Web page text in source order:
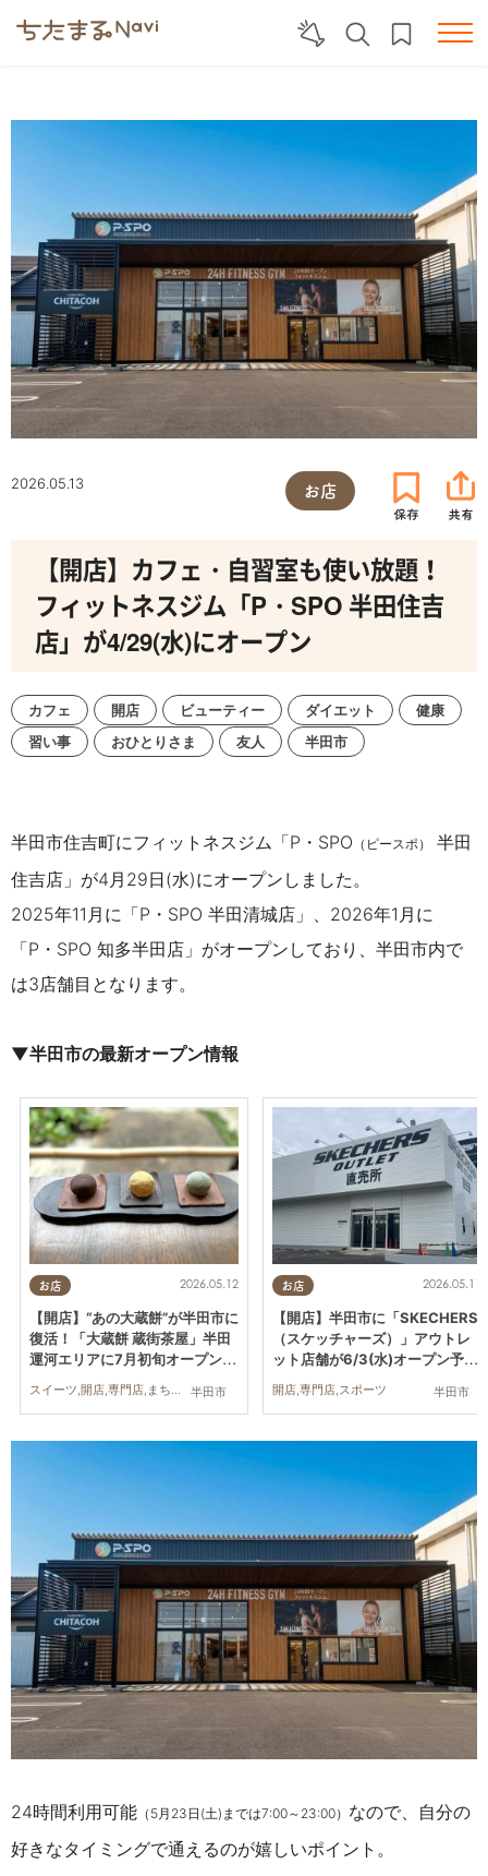
2026.05.13 お店
【開店】カフェ・自習室も使い放題！
フィットネスジム「P・SPO 半田住吉
店」が4/29(水)にオープン
カフェ 開店 ビューティー ダイエット
健康
習い事
おひとりさま 友人 半田市
半田市住吉町にフィットネスジム「P・SPO （ピースポ）
半田
住吉店」が4月29日(水)にオープンしました。
2025年11月に「P・SPO 半田清城店」、2026年1月に
「P・SPO 知多半田 店」がオープンしており、 半田市内で
は3店舗目となります。
▼半田市の最新オープン情報
お店
半田市
2026.05.12
【開店】“あの大蔵餅”が半田市に
復活！「大蔵餅 蔵街茶屋」半田
運河エリアに7月初旬オープン予
お店
半田市
2026.05.11
【開店】半田市に「SKECHERS
（スケッチャーズ）」アウトレ
ット店舗が6/3(水)オープン予
開店,専門店,スポーツ
24時間利用可能 （5月23日(土)までは7:00～23:00） なので、自分の
好きなタイミングで通えるのが嬉しいポイント。